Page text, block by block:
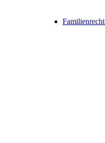
Familienrecht